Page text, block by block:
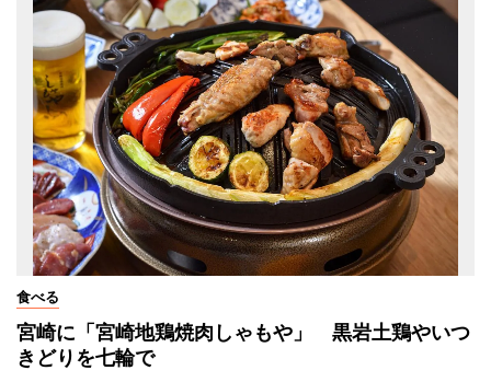
食べる
宮崎に「宮崎地鶏焼肉しゃもや」 黒岩土鶏やいつ
きどりを七輪で